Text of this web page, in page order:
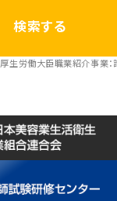
検索する
厚生労働大臣職業紹介事業